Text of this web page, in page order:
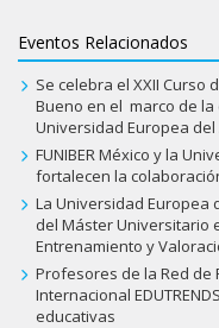
Eventos Relacionados
Se celebra el XXII Curso
Bueno en el marco de la
Universidad Europea del
FUNIBER México y la
fortalecen la
La Universidad Europea
del Máster Universitario
Entrenamiento y
Profesores de la Red de
Internacional
educativas